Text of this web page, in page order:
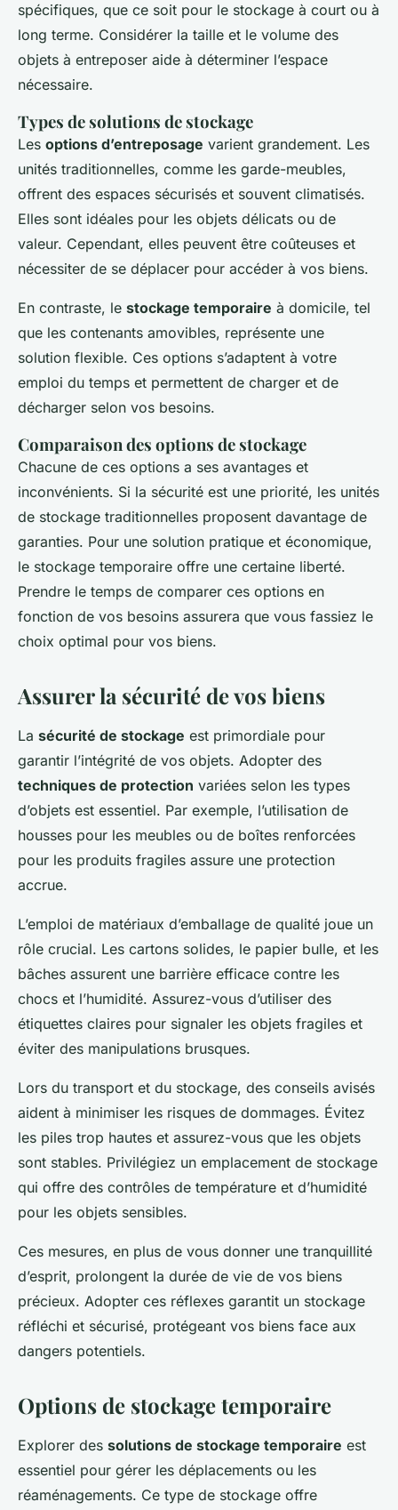
spécifiques, que ce soit pour le stockage à court ou à
long terme. Considérer la taille et le volume des
objets à entreposer aide à déterminer l’espace
nécessaire.
Types de solutions de stockage
Les options d’entreposage varient grandement. Les
unités traditionnelles, comme les garde-meubles,
offrent des espaces sécurisés et souvent climatisés.
Elles sont idéales pour les objets délicats ou de
valeur. Cependant, elles peuvent être coûteuses et
nécessiter de se déplacer pour accéder à vos biens.
En contraste, le stockage temporaire à domicile, tel
que les contenants amovibles, représente une
solution flexible. Ces options s’adaptent à votre
emploi du temps et permettent de charger et de
décharger selon vos besoins.
Comparaison des options de stockage
Chacune de ces options a ses avantages et
inconvénients. Si la sécurité est une priorité, les unités
de stockage traditionnelles proposent davantage de
garanties. Pour une solution pratique et économique,
le stockage temporaire offre une certaine liberté.
Prendre le temps de comparer ces options en
fonction de vos besoins assurera que vous fassiez le
choix optimal pour vos biens.
Assurer la sécurité de vos biens
La sécurité de stockage est primordiale pour
garantir l’intégrité de vos objets. Adopter des
techniques de protection variées selon les types
d’objets est essentiel. Par exemple, l’utilisation de
housses pour les meubles ou de boîtes renforcées
pour les produits fragiles assure une protection
accrue.
L’emploi de matériaux d’emballage de qualité joue un
rôle crucial. Les cartons solides, le papier bulle, et les
bâches assurent une barrière efficace contre les
chocs et l’humidité. Assurez-vous d’utiliser des
étiquettes claires pour signaler les objets fragiles et
éviter des manipulations brusques.
Lors du transport et du stockage, des conseils avisés
aident à minimiser les risques de dommages. Évitez
les piles trop hautes et assurez-vous que les objets
sont stables. Privilégiez un emplacement de stockage
qui offre des contrôles de température et d’humidité
pour les objets sensibles.
Ces mesures, en plus de vous donner une tranquillité
d’esprit, prolongent la durée de vie de vos biens
précieux. Adopter ces réflexes garantit un stockage
réfléchi et sécurisé, protégeant vos biens face aux
dangers potentiels.
Options de stockage temporaire
Explorer des solutions de stockage temporaire est
essentiel pour gérer les déplacements ou les
réaménagements. Ce type de stockage offre